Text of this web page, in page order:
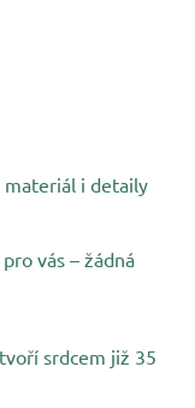
materiál i detaily
vás – žádná
srdcem již 35